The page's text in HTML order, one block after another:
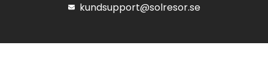
kundsupport@solresor.se